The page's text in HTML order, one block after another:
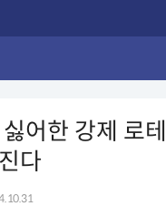
싫어한 강제 로
다